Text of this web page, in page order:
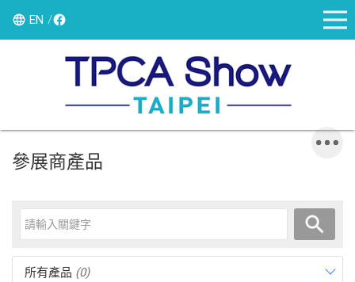
EN
參展商產品
所有產品 (0)